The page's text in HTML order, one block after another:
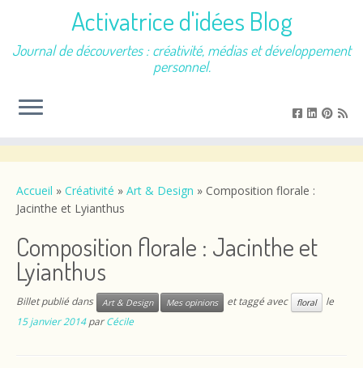
contenu
Activatrice d'idées Blog
Journal de découvertes : créativité, médias et développement
personnel.
Accueil » Créativité » Art & Design » Composition florale :
Jacinthe et Lyianthus
Composition florale : Jacinthe et
Lyianthus
Billet publié dans Art & Design Mes opinions et taggé avec floral
le
15 janvier 2014 parCécile